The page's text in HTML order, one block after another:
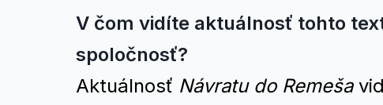
V čom vidíte aktuálnosť tohto
spoločnosť?
Aktuálnosť Návratu do Remeša